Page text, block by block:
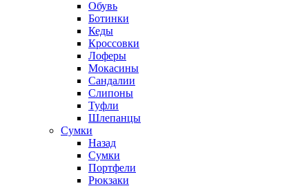
Обувь
Ботинки
Кеды
Кроссовки
Лоферы
Мокасины
Сандалии
Слипоны
Туфли
Шлепанцы
Сумки
Назад
Сумки
Портфели
Рюкзаки